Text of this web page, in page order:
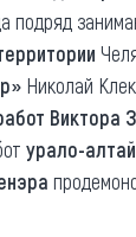
подряд
Николай
Виктора
урало-